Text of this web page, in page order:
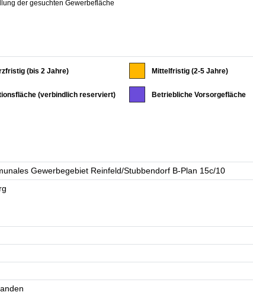
der gesuchten Gewerbefläche
(bis 2 Jahre) Mittelfristig (2-5 Jahre)
(verbindlich reserviert) Betriebliche Vorsorgefläche
Interkommunales Gewerbegebiet Reinfeld/Stubbendorf B-Plan 15c/10